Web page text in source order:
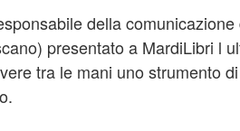
della
presentato a MardiLibri l
tra le mani uno strumento